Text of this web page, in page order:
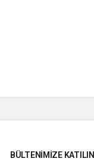
BÜLTENIMIZE KATILIN